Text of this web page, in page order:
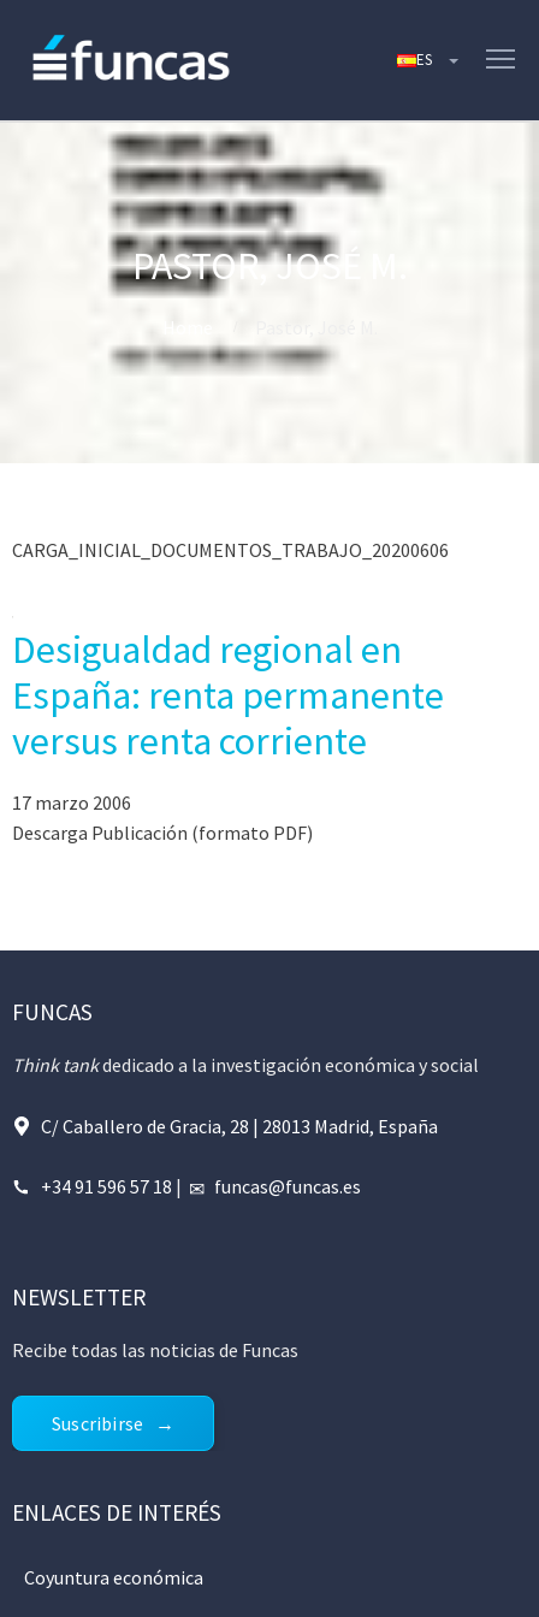
PASTOR, JOSÉ M.
CARGA_INICIAL_DOCUMENTOS_TRABAJO_20200606
Desigualdad regional en
España: renta permanente
versus renta corriente
17 marzo 2006
Descarga Publicación (formato PDF)
FUNCAS
Think tankdedicado a la investigación económica y social
C/ Caballero de Gracia, 28 | 28013 Madrid, España
+34 91 596 57 18 | funcas@funcas.es
NEWSLETTER
Recibe todas las noticias de Funcas
Suscribirse
ENLACES DE INTERÉS
Coyuntura económica